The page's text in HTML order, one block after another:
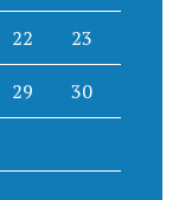
22 23
29 30